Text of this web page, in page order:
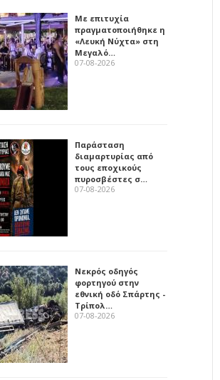
Με επιτυχία
πραγματοποιήθηκε η
«Λευκή Νύχτα» στη
Μεγαλό…
07-08-2026
Παράσταση
διαμαρτυρίας από
τους εποχικούς
πυροσβέστες σ…
07-08-2026
Νεκρός οδηγός
φορτηγού στην
εθνική οδό Σπάρτης -
Τρίπολ…
07-08-2026